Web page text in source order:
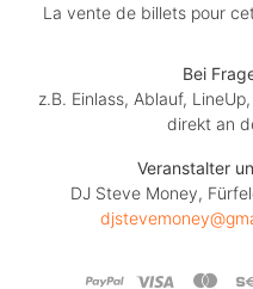
La vente de billets pour
Bei
z.B. Einlass, Ablauf,
direkt an
Veranstalter
DJ Steve Money,